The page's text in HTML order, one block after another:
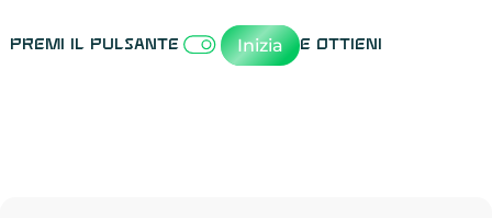
Premi il pulsante Inizia e ottieni